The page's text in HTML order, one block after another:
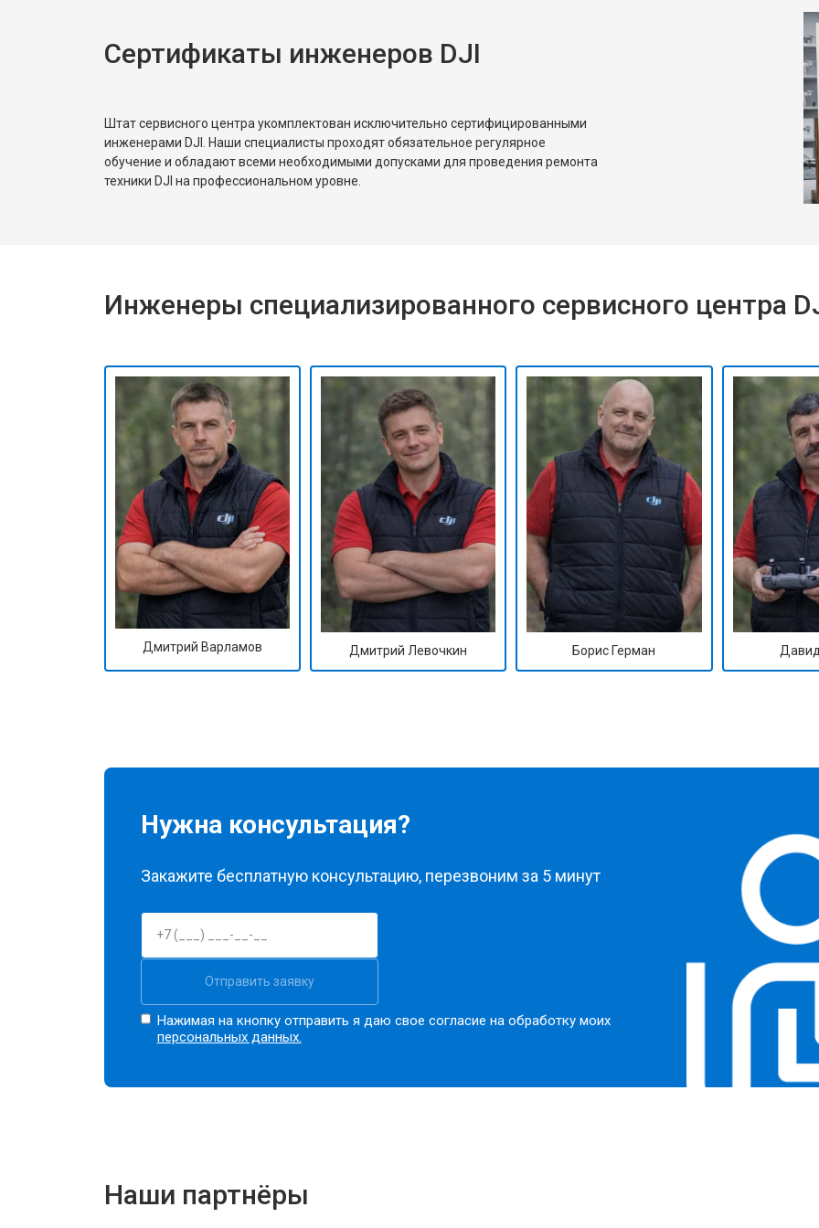
Сертификаты инженеров DJI
Штат сервисного центра укомплектован исключительно сертифицированными
инженерами DJI. Наши специалисты проходят обязательное регулярное
обучение и обладают всеми необходимыми допусками для проведения ремонта
техники DJI на профессиональном уровне.
Инженеры специализированного сервисного центра
Дмитрий Варламов Дмитрий Левочкин Борис Герман
Нужна консультация?
Закажите бесплатную консультацию, перезвоним за 5 минут
Отправить заявку
Нажимая на кнопку отправить я даю свое согласие на обработку моих
персональных данных.
Наши партнёры